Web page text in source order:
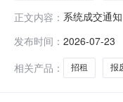
正文内容： 系统成交通
的04报废待
发布时间： 2026-07-23
相关产品：
招租 报